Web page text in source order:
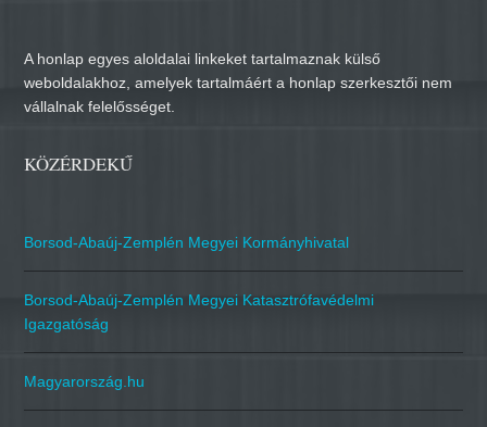
A honlap egyes aloldalai linkeket tartalmaznak külső
weboldalakhoz, amelyek tartalmáért a honlap szerkesztői nem
vállalnak felelősséget.
KÖZÉRDEKŰ
Borsod-Abaúj-Zemplén Megyei Kormányhivatal
Borsod-Abaúj-Zemplén Megyei Katasztrófavédelmi
Igazgatóság
Magyarország.hu